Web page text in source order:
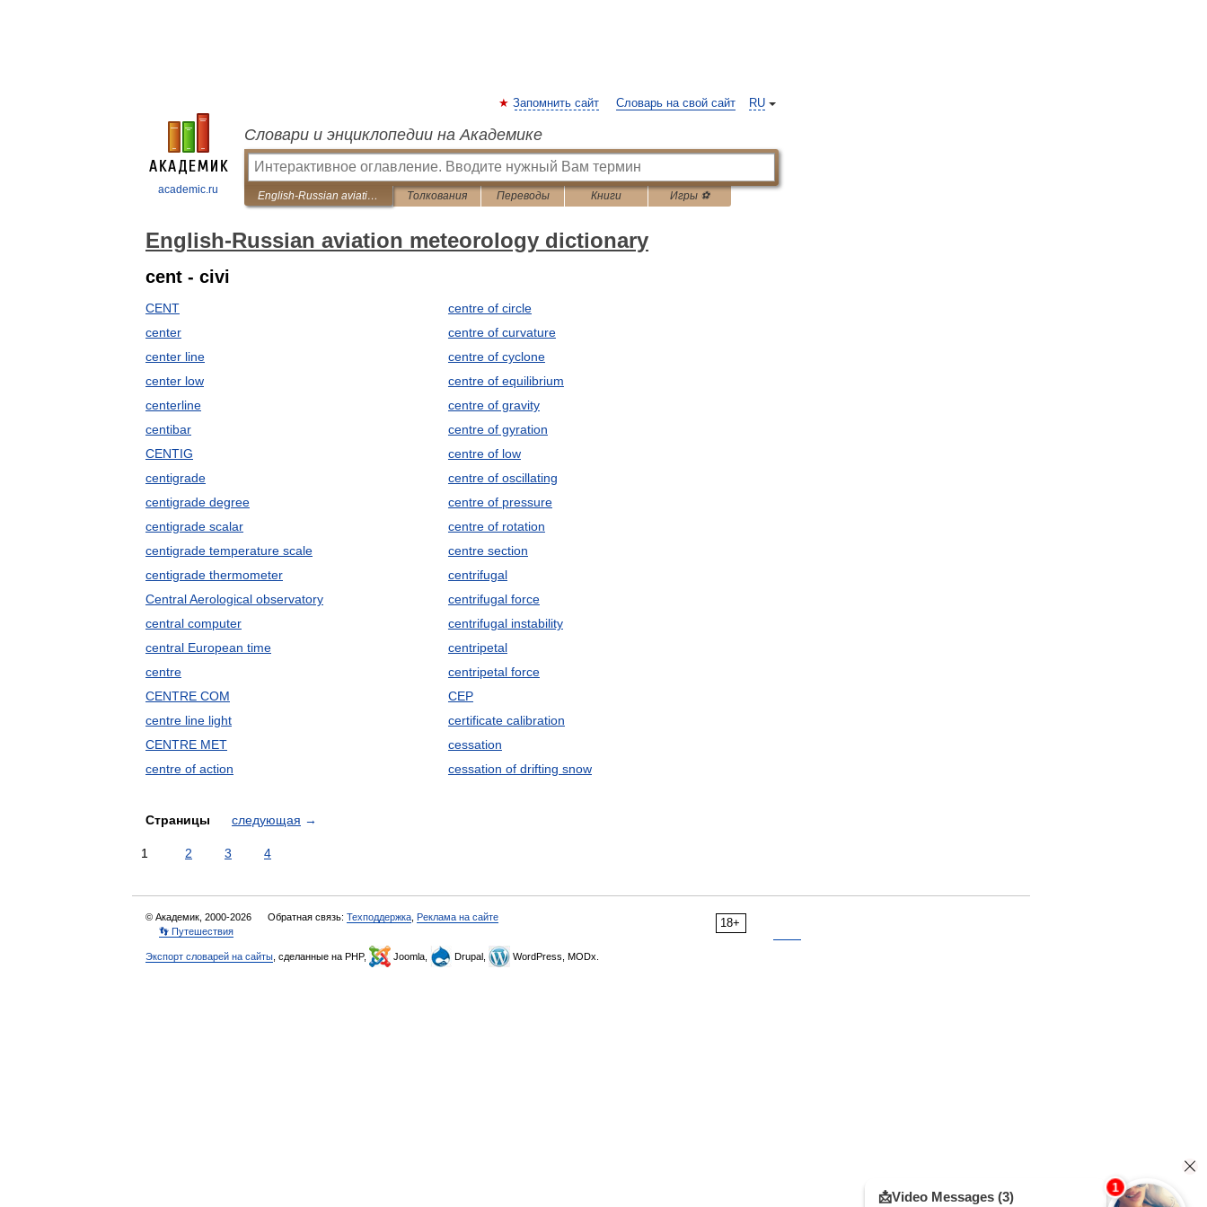
academic.ru
RU
Запомнить сайт Словарь на свой сайт
Словари и энциклопедии на Академике
English-Russian aviation meteorology dictionary Толкования Переводы Книги Игры ⚽
English-Russian aviation meteorology dictionary
cent - civi
CENT
center
center line
center low
centerline
centibar
CENTIG
centigrade
centigrade degree
centigrade scalar
centigrade temperature scale
centigrade thermometer
Central Aerological observatory
central computer
central European time
centre
CENTRE COM
centre line light
CENTRE MET
centre of action
centre of circle
centre of curvature
centre of cyclone
centre of equilibrium
centre of gravity
centre of gyration
centre of low
centre of oscillating
centre of pressure
centre of rotation
centre section
centrifugal
centrifugal force
centrifugal instability
centripetal
centripetal force
CEP
certificate calibration
cessation
cessation of drifting snow
Страницы следующая →
1 2 3 4
18+
© Академик, 2000-2026 Обратная связь: Техподдержка Реклама на сайте
👣 Путешествия
Экспорт словарей на сайты , сделанные на PHP, Joomla, Drupal, WordPress, MODx.